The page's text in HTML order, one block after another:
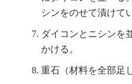
シンをのせて漬けて
ダイコンとニシンを
かける。
重石（材料を全部足